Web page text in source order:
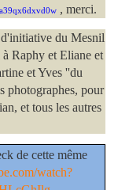
, merci.
du Mesnil
Raphy et Eliane et
et Yves ''du
photographes, pour
et tous les autres
de cette même
watch?